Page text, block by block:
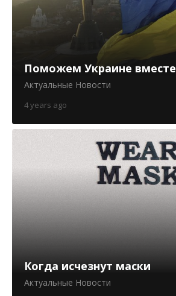
Поможем Украине вместе
Актуальные Новости
4 years ago
Когда исчезнут маски
Актуальные Новости